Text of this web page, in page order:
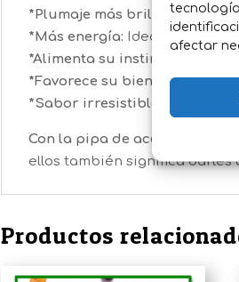
afectar
*Plumaje más brillante y
*Más energía: Ideal para
*Alimenta su instinto natural:
*Favorece su bienestar
*Sabor irresistible:
Es un
Con la pipa de aceite, tus
ellos también significa darles
Productos